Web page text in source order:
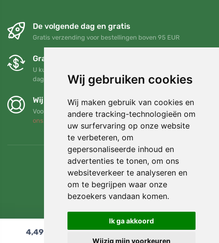
Wij gebruiken cookies
Wij maken gebruik van cookies en
andere tracking-technologieën om
uw surfervaring op onze website
te verbeteren, om
gepersonaliseerde inhoud en
advertenties te tonen, om ons
websiteverkeer te analyseren en
om te begrijpen waar onze
bezoekers vandaan komen.
Ik ga akkoord
Wijzig mijn voorkeuren
De volgende dag en gratis
Gratis verzending voor bestellingen boven 95 EUR
Gratis ruilen en retourneren
U kunt uw bestelling op elk gewenst moment binnen 90
dagen retourneren of ruilen
Wij steunen Trees.org
Voor elke bestelling planten we een boom! Lees meer Over
ons
4,49€ In winkelwagen